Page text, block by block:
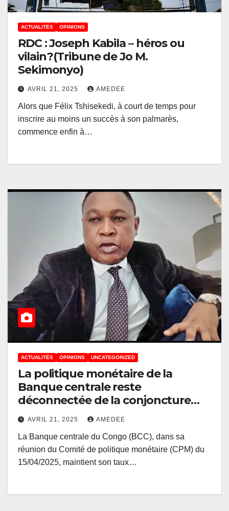
ACTUALITÉS OPINIONS
RDC : Joseph Kabila – héros ou
vilain ?(Tribune de Jo M.
Sekimonyo)
AVRIL 21, 2025 AMEDEE
Alors que Félix Tshisekedi, à court de temps pour
inscrire au moins un succès à son palmarès,
commence enfin à…
ACTUALITÉS OPINIONS UNCATEGORIZED
La politique monétaire de la
Banque centrale reste
déconnectée de la conjoncture
macroéconomique de la RDC
AVRIL 21, 2025 AMEDEE
La Banque centrale du Congo (BCC), dans sa
réunion du Comité de politique monétaire (CPM) du
15/04/2025, maintient son taux…